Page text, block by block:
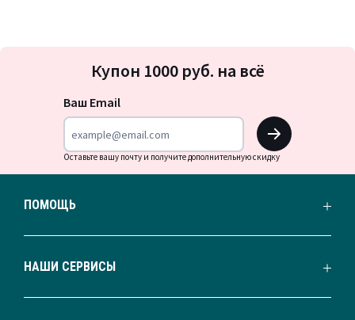
на
Купон 1000 руб. на всё
Ваш Email
OK
Оставьте вашу почту и получите дополнительную скидку
ПОМОЩЬ
НАШИ СЕРВИСЫ